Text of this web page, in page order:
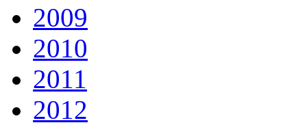
2009
2010
2011
2012